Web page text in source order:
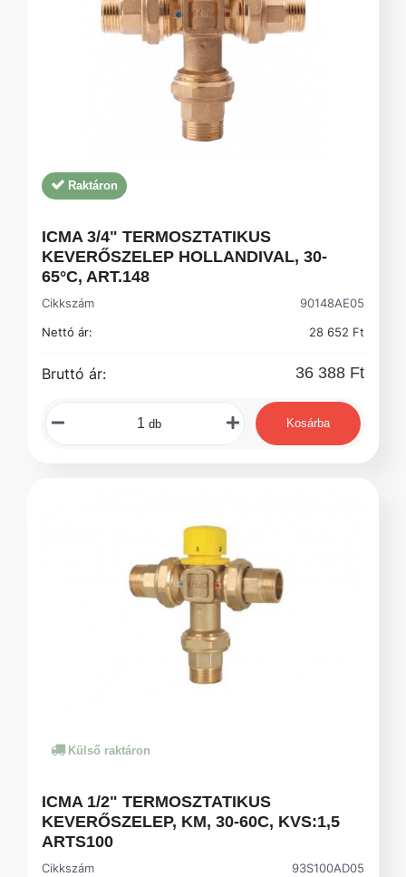
Raktáron
ICMA 3/4" TERMOSZTATIKUS
KEVERŐSZELEP HOLLANDIVAL, 30-
65°C, ART.148
Cikkszám
90148AE05
Nettó ár:
28 652 Ft
Bruttó ár: 36 388 Ft
db Kosárba
Külső raktáron
ICMA 1/2" TERMOSZTATIKUS
KEVERŐSZELEP, KM, 30-60C, KVS:1,5
ARTS100
Cikkszám
93S100AD05